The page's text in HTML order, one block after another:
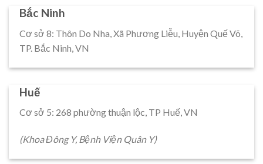
Bắc Ninh
Cơ sở 8: Thôn Do Nha, Xã Phương Liễu, Huyện Quế Võ,
TP. Bắc Ninh, VN
Huế
Cơ sở 5: 268 phường thuận lộc, TP Huế, VN
(Khoa Đông Y, Bệnh Viện Quân Y)